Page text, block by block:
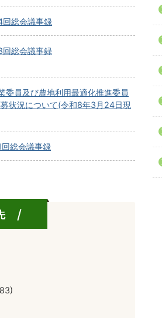
総会議事録
総会議事録
委員及び農地利用最適化推進委員
状況について(令和8年3月24日現
総会議事録